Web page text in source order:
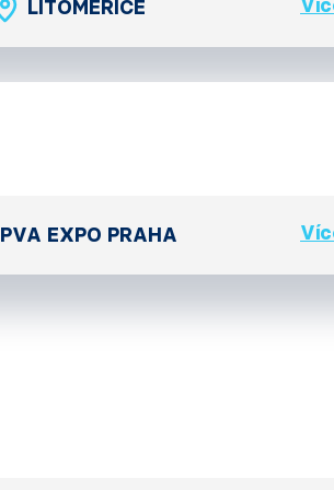
LITOMĚŘICE
PVA EXPO PRAHA